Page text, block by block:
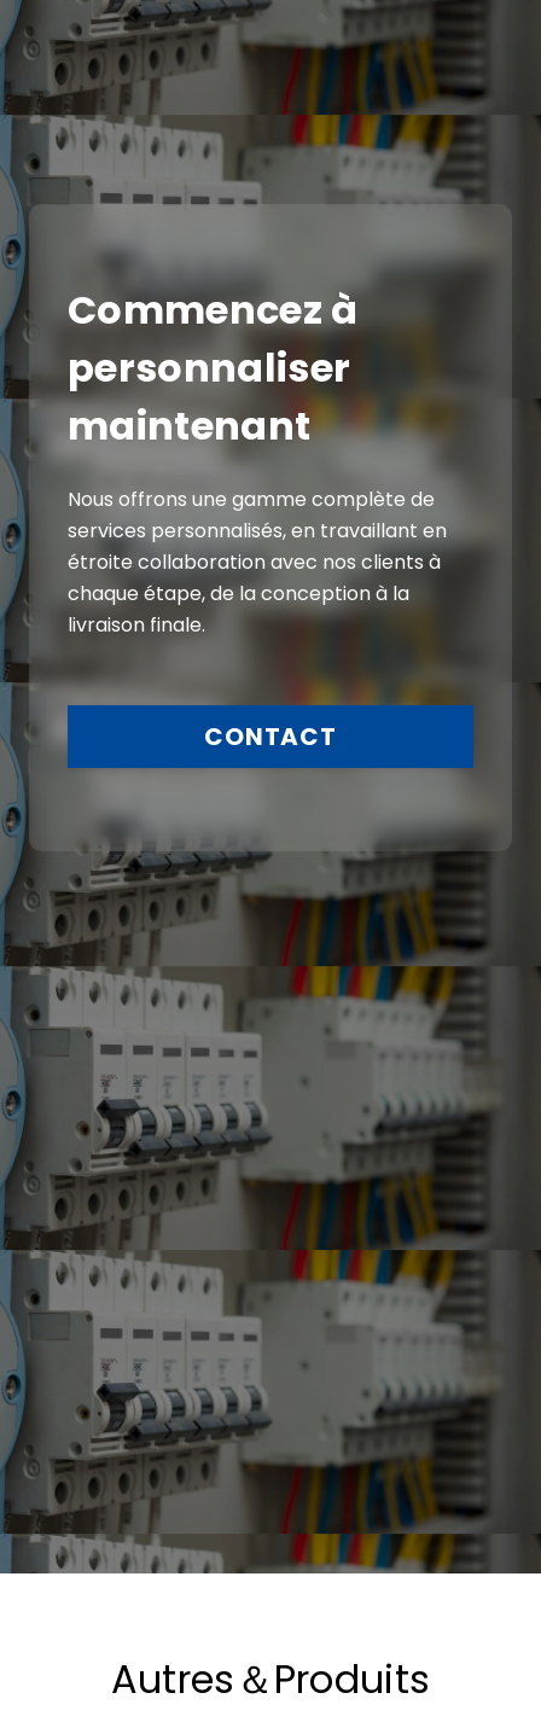
Commencez à
personnaliser
maintenant
Nous offrons une gamme complète de
services personnalisés, en travaillant en
étroite collaboration avec nos clients à
chaque étape, de la conception à la
livraison finale.
CONTACT
Autres＆Produits